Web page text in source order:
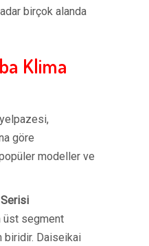
birçok alanda
Klima
yelpazesi,
göre
modeller ve
üst segment
biridir. Daiseikai